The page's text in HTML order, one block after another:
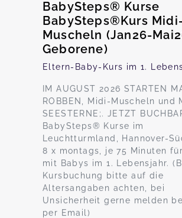
BabySteps® Kurse
BabySteps®Kurs
Muscheln (Jan26-
Geborene)
Eltern-Baby-Kurs im 1.
IM AUGUST 2026 STARTEN
ROBBEN, Midi-Muscheln und
SEESTERNE;. JETZT
BabySteps® Kurse im
Leuchtturmland, Hannover-
8 x montags, je 75 Minuten
mit Babys im 1. Lebensjahr.
Kursbuchung bitte auf die
Altersangaben achten, bei
Unsicherheit gerne melden
per Email)